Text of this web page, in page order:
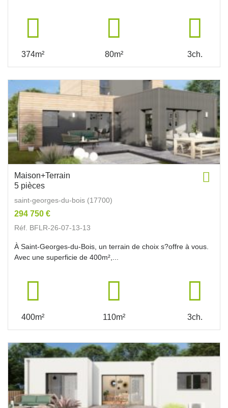
374m² 80m² 3ch.
Maison+Terrain
5 pièces
saint-georges-du-bois (17700)
294 750 €
Réf. BFLR-26-07-13-13
À Saint-Georges-du-Bois, un terrain de choix s?offre à vous.
Avec une superficie de 400m²,...
400m² 110m² 3ch.